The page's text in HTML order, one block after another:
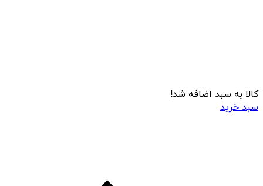
کالا به سبد اضافه شد!
سبد خرید